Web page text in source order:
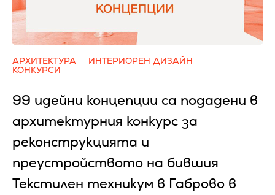
АРХИТЕКТУРА
ИНТЕРИОРЕН ДИЗАЙН
КОНКУРСИ
99 идейни концепции са подадени в
архитектурния конкурс за
реконструкцията и
преустройството на бившия
Текстилен техникум в Габрово в